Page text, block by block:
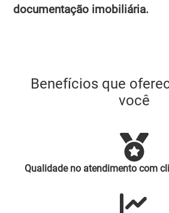
documentação imobiliária.
Benefícios que
você
Qualidade no atendimento com